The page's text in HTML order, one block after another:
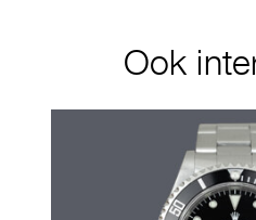
Ook